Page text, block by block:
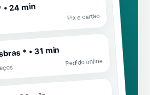
24 min
Pix e cartão
* • 31 min
Pedido online